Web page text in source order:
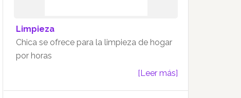
Limpieza
Chica se ofrece para la limpieza de hogar
por horas
[Leer más]